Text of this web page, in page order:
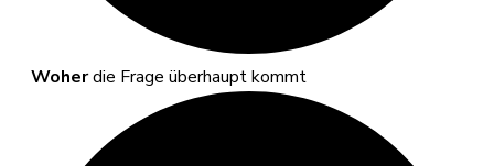
Woherdie Frage überhaupt kommt